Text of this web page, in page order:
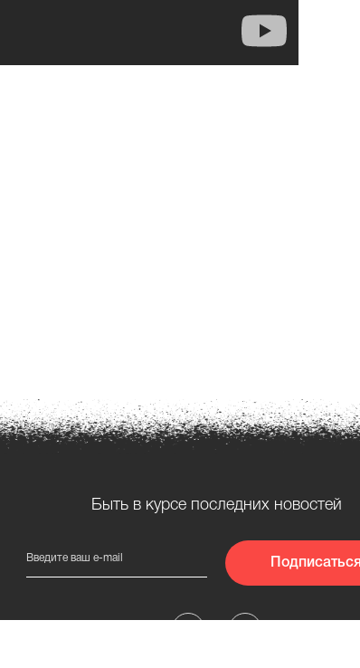
Быть в курсе последних новостей
Введите ваш e-mail Подписаться